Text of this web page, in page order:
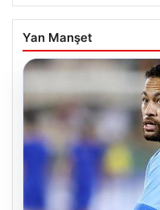
Yan Manşet